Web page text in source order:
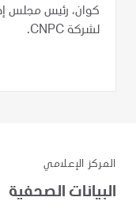
كوان، رئيس مجلس
لشركة CNPC.
المركز الإعلامي
البيانات الصحفية